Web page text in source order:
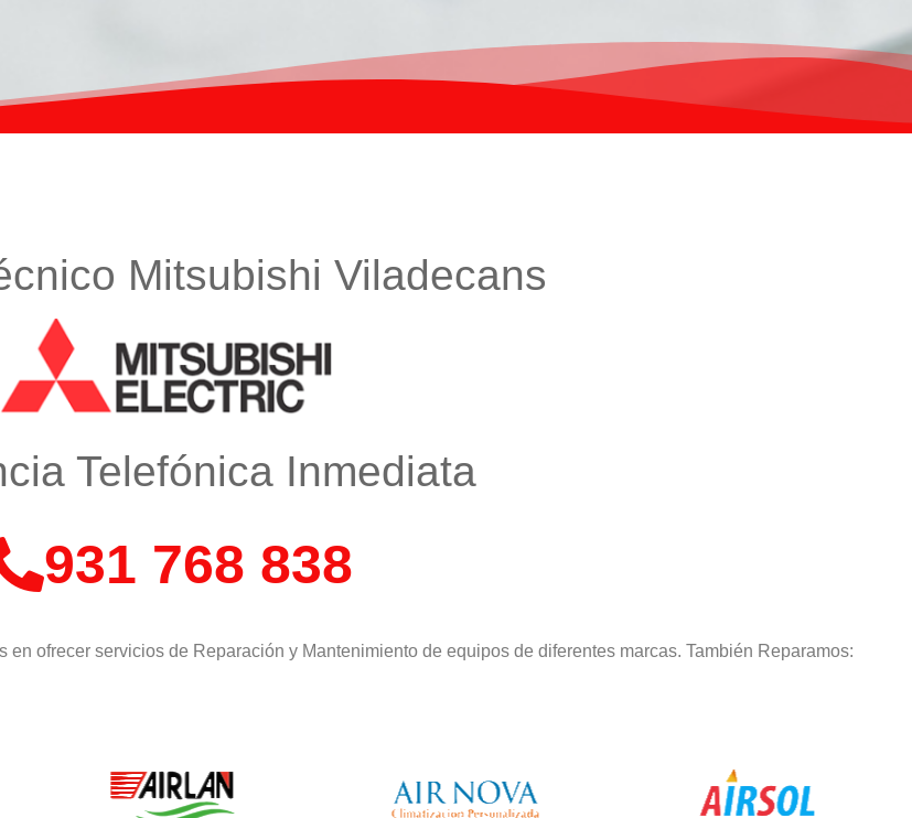
Mitsubishi Viladecans
Telefónica Inmediata
931 768 838
en ofrecer servicios de Reparación y Mantenimiento de equipos de diferentes marcas. También Reparamos: